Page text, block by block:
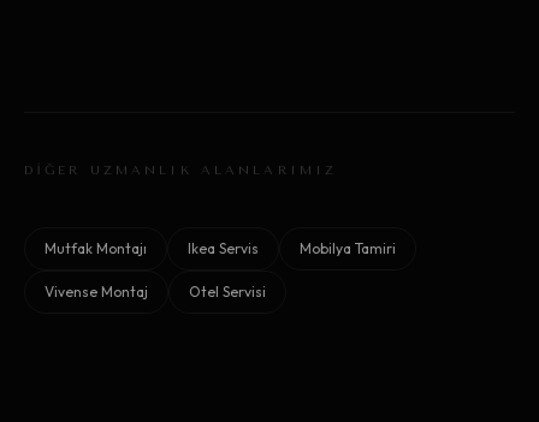
DİĞER UZMANLIK ALANLARIMIZ
Mutfak Montajı Ikea Servis Mobilya Tamiri
Vivense Montaj Otel Servisi